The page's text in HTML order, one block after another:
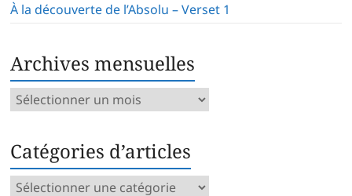
À la découverte de l’Absolu – Verset 1
Archives mensuelles
Archives
Catégories d’articles
Catégories